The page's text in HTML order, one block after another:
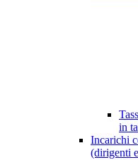
in
Incarichi
(dirigenti